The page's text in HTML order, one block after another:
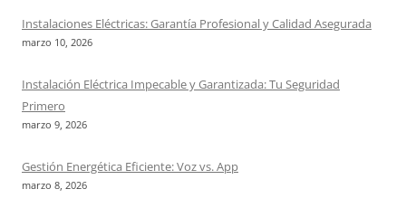
Instalaciones Eléctricas: Garantía Profesional y Calidad Asegurada
marzo 10, 2026
Instalación Eléctrica Impecable y Garantizada: Tu Seguridad
Primero
marzo 9, 2026
Gestión Energética Eficiente: Voz vs. App
marzo 8, 2026